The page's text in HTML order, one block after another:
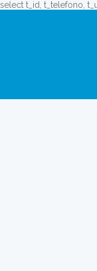
select t_id, t_telefono,